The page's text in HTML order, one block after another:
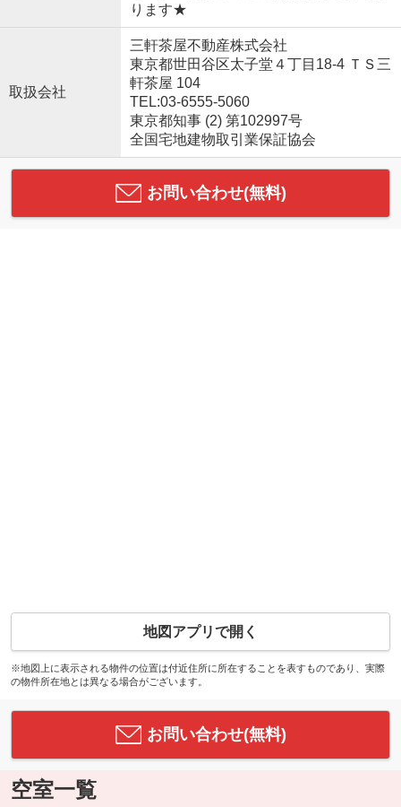
ります★
取扱会社
三軒茶屋不動産株式会社
東京都世田谷区太子堂４丁目18-4 ＴＳ三
軒茶屋 104
TEL:03-6555-5060
東京都知事 (2) 第102997号
全国宅地建物取引業保証協会
お問い合わせ(無料)
地図アプリで開く
※地図上に表示される物件の位置は付近住所に所在することを表すものであり、実際
の物件所在地とは異なる場合がございます。
お問い合わせ(無料)
空室一覧